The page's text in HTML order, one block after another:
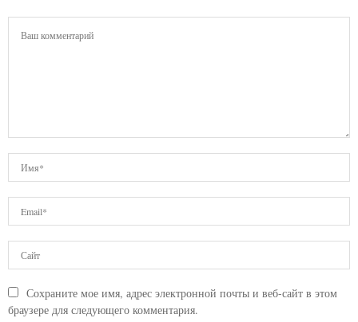
Сохраните мое имя, адрес электронной почты и веб-сайт в этом
браузере для следующего комментария.